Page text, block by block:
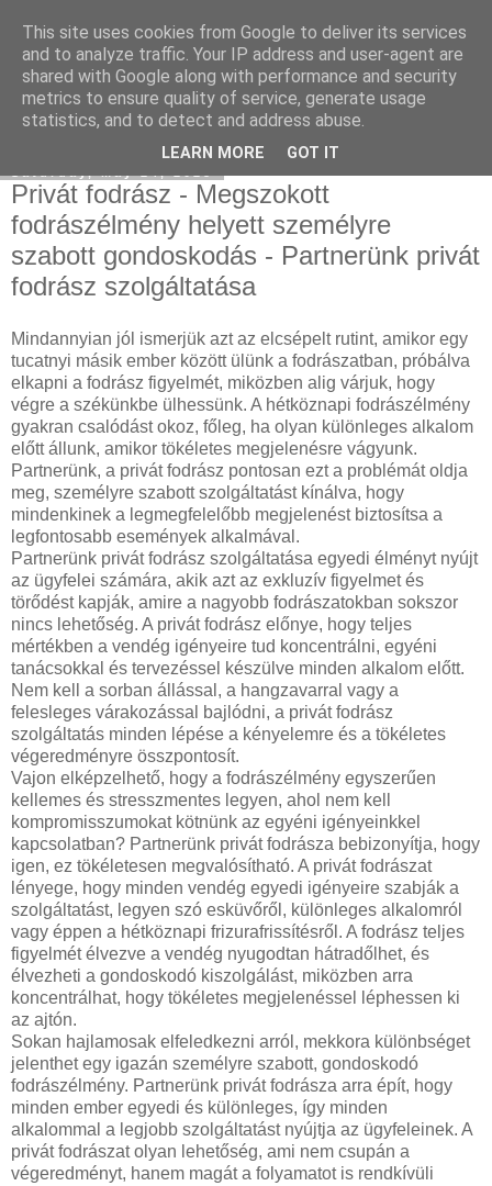
Facebook online marketing
Privát fodrász - Megszokott
fodrászélmény helyett személyre
szabott gondoskodás - Partnerünk privát
fodrász szolgáltatása
Mindannyian jól ismerjük azt az elcsépelt rutint, amikor egy
tucatnyi másik ember között ülünk a fodrászatban, próbálva
elkapni a fodrász figyelmét, miközben alig várjuk, hogy
végre a székünkbe ülhessünk. A hétköznapi fodrászélmény
gyakran csalódást okoz, főleg, ha olyan különleges alkalom
előtt állunk, amikor tökéletes megjelenésre vágyunk.
Partnerünk, a privát fodrász pontosan ezt a problémát oldja
meg, személyre szabott szolgáltatást kínálva, hogy
mindenkinek a legmegfelelőbb megjelenést biztosítsa a
legfontosabb események alkalmával.
Partnerünk privát fodrász szolgáltatása egyedi élményt nyújt
az ügyfelei számára, akik azt az exkluzív figyelmet és
törődést kapják, amire a nagyobb fodrászatokban sokszor
nincs lehetőség. A privát fodrász előnye, hogy teljes
mértékben a vendég igényeire tud koncentrálni, egyéni
tanácsokkal és tervezéssel készülve minden alkalom előtt.
Nem kell a sorban állással, a hangzavarral vagy a
felesleges várakozással bajlódni, a privát fodrász
szolgáltatás minden lépése a kényelemre és a tökéletes
végeredményre összpontosít.
Vajon elképzelhető, hogy a fodrászélmény egyszerűen
kellemes és stresszmentes legyen, ahol nem kell
kompromisszumokat kötnünk az egyéni igényeinkkel
kapcsolatban? Partnerünk privát fodrásza bebizonyítja, hogy
igen, ez tökéletesen megvalósítható. A privát fodrászat
lényege, hogy minden vendég egyedi igényeire szabják a
szolgáltatást, legyen szó esküvőről, különleges alkalomról
vagy éppen a hétköznapi frizurafrissítésről. A fodrász teljes
figyelmét élvezve a vendég nyugodtan hátradőlhet, és
élvezheti a gondoskodó kiszolgálást, miközben arra
koncentrálhat, hogy tökéletes megjelenéssel léphessen ki
az ajtón.
Sokan hajlamosak elfeledkezni arról, mekkora különbséget
jelenthet egy igazán személyre szabott, gondoskodó
fodrászélmény. Partnerünk privát fodrásza arra épít, hogy
minden ember egyedi és különleges, így minden
alkalommal a legjobb szolgáltatást nyújtja az ügyfeleinek. A
privát fodrászat olyan lehetőség, ami nem csupán a
végeredményt, hanem magát a folyamatot is rendkívüli
This site uses cookies from Google to deliver its services
and to analyze traffic. Your IP address and user-agent are
shared with Google along with performance and security
metrics to ensure quality of service, generate usage
statistics, and to detect and address abuse.
LEARN MORE GOT IT